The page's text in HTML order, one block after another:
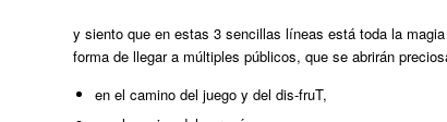
y siento que en estas 3 sencillas líneas está toda la
forma de llegar a múltiples públicos, que se abrirán
en el camino del juego y del dis-fruT,